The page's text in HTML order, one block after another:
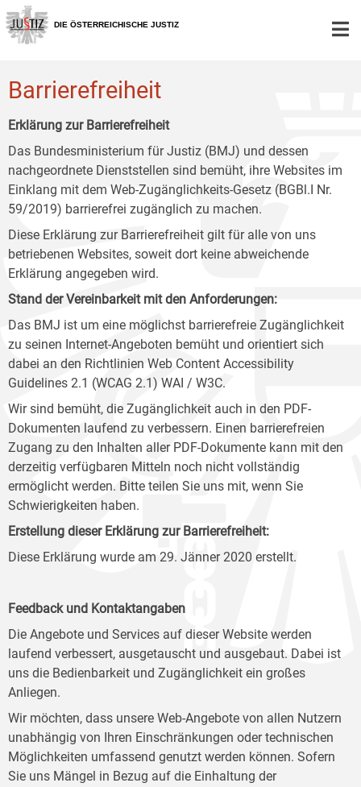
Zur
Hauptnavigation
[1]
Zum
Inhalt
[2]
Zum
Untermenü
[3]
DIE ÖSTERREICHISCHE JUSTIZ
Barrierefreiheit
Erklärung zur Barrierefreiheit
Das Bundesministerium für Justiz (BMJ) und dessen
nachgeordnete Dienststellen sind bemüht, ihre Websites im
Einklang mit dem Web-Zugänglichkeits-Gesetz (BGBl.I Nr.
59/2019) barrierefrei zugänglich zu machen.
Diese Erklärung zur Barrierefreiheit gilt für alle von uns
betriebenen Websites, soweit dort keine abweichende
Erklärung angegeben wird.
Stand der Vereinbarkeit mit den Anforderungen:
Das BMJ ist um eine möglichst barrierefreie Zugänglichkeit
zu seinen Internet-Angeboten bemüht und orientiert sich
dabei an den Richtlinien Web Content Accessibility
Guidelines 2.1 (WCAG 2.1) WAI / W3C.
Wir sind bemüht, die Zugänglichkeit auch in den PDF-
Dokumenten laufend zu verbessern. Einen barrierefreien
Zugang zu den Inhalten aller PDF-Dokumente kann mit den
derzeitig verfügbaren Mitteln noch nicht vollständig
ermöglicht werden. Bitte teilen Sie uns mit, wenn Sie
Schwierigkeiten haben.
Erstellung dieser Erklärung zur Barrierefreiheit:
Diese Erklärung wurde am 29. Jänner 2020 erstellt.
Feedback und Kontaktangaben
Die Angebote und Services auf dieser Website werden
laufend verbessert, ausgetauscht und ausgebaut. Dabei ist
uns die Bedienbarkeit und Zugänglichkeit ein großes
Anliegen.
Wir möchten, dass unsere Web-Angebote von allen Nutzern
unabhängig von Ihren Einschränkungen oder technischen
Möglichkeiten umfassend genutzt werden können. Sofern
Sie uns Mängel in Bezug auf die Einhaltung der